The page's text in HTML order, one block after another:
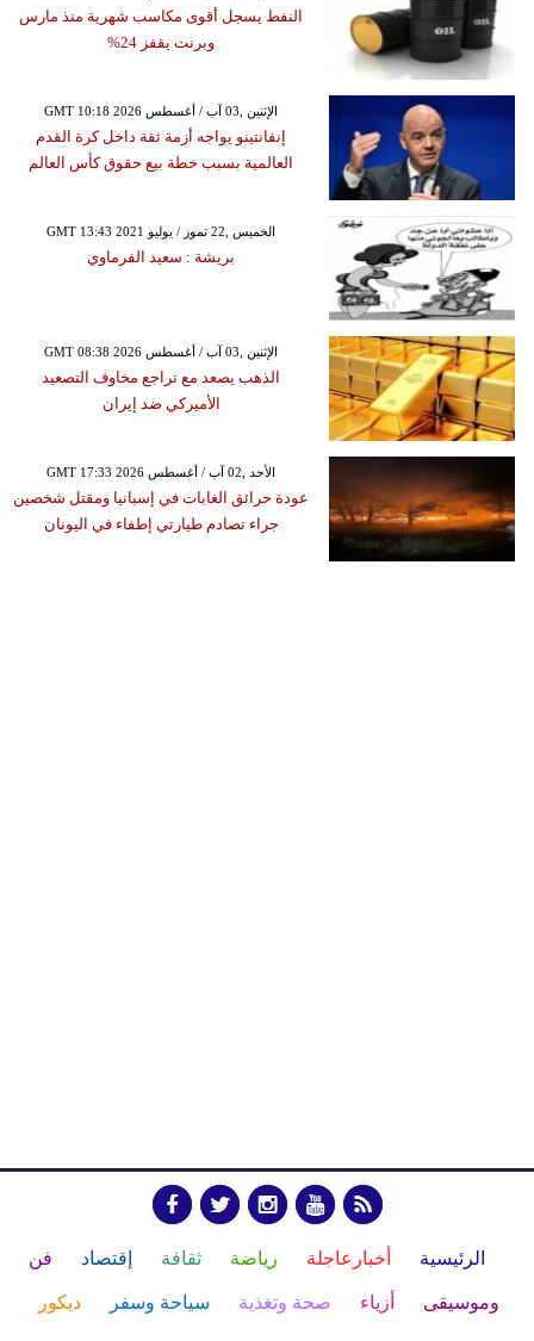
النفط يسجل أقوى مكاسب شهرية منذ مارس
وبرنت يقفز 24%
GMT 10:18 2026 الإثنين ,03 آب / أغسطس
إنفانتينو يواجه أزمة ثقة داخل كرة القدم
العالمية بسبب خطة بيع حقوق كأس العالم
GMT 13:43 2021 الخميس ,22 تموز / يوليو
بريشة : سعيد الفرماوي
GMT 08:38 2026 الإثنين ,03 آب / أغسطس
الذهب يصعد مع تراجع مخاوف التصعيد
الأميركي ضد إيران
GMT 17:33 2026 الأحد ,02 آب / أغسطس
عودة حرائق الغابات في إسبانيا ومقتل شخصين
جراء تصادم طيارتي إطفاء في اليونان
الرئيسية أخبارعاجلة رياضة ثقافة إقتصاد فن
وموسيقى أزياء صحة وتغذية سياحة وسفر ديكور